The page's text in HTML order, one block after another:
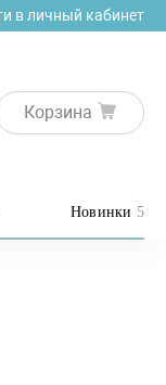
в личный кабинет
Корзина
Новинки 5